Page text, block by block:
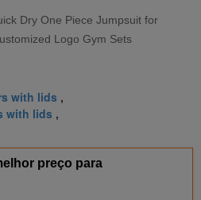
Dry One Piece Jumpsuit for
Logo Gym Sets
with lids ,
with lids ,
preço para